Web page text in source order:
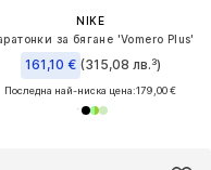
NIKE
за бягане 'Vomero Plus'
161,10 € (315,08 лв.³)
Последна най-ниска цена:179,00 €